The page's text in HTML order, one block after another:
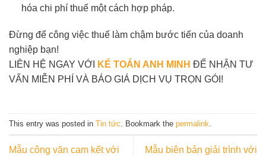
hóa chi phí thuế một cách hợp pháp.
Đừng để công việc thuế làm chậm bước tiến của doanh
nghiệp bạn!
LIÊN HỆ NGAY VỚI
KẾ TOÁN ANH MINH ĐỂ NHẬN TƯ
VẤN MIỄN PHÍ VÀ BÁO GIÁ DỊCH VỤ TRỌN GÓI!
This entry was posted in Tin tức . Bookmark the permalink
Mẫu công văn cam kết với
Mẫu biên bản giải trình với